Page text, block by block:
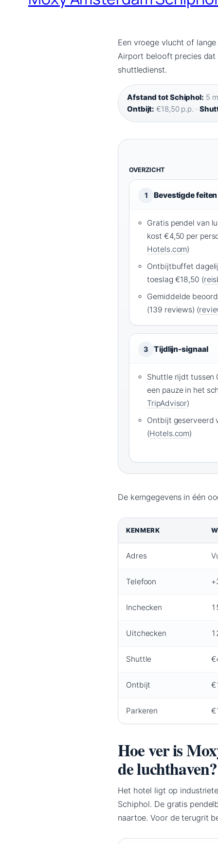
Een vroege vlucht of
Airport belooft precies dat
shuttledienst.
Afstand tot Schiphol: 5
Ontbijt: €18,50 p.p. ·
OVERZICHT
1 Bevestigde feiten
Gratis pendel van
kost €4,50 per
Hotels.com)
Ontbijtbuffet
toeslag €18,50 (
Gemiddelde
(139 reviews) (
3 Tijdlijn-signaal
Shuttle rijdt tussen
een pauze in het
TripAdvisor)
Ontbijt geserveerd
(Hotels.com)
De kerngegevens in één
Amsterdam
Airport
KENMERK
Adres
Telefoon
Inchecken
Uitchecken
Shuttle
Ontbijt
Parkeren
Hoe ver is
de luchthaven?
Het hotel ligt op
Schiphol. De gratis
naartoe. Voor de terugrit